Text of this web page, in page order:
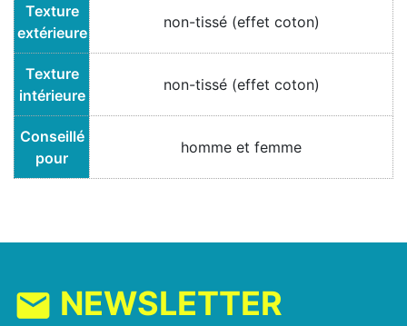
Texture
extérieure
non-tissé (effet coton)
Texture
intérieure
non-tissé (effet coton)
Conseillé
pour
homme et femme
mail NEWSLETTER